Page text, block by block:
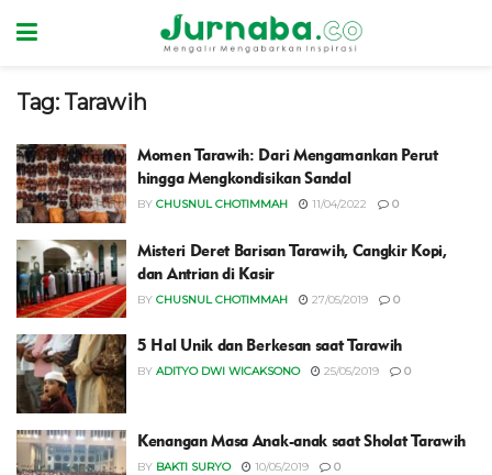
Tag: Tarawih
Momen Tarawih: Dari Mengamankan Perut
hingga Mengkondisikan Sandal
BY CHUSNUL CHOTIMMAH 11/04/2022 0
Misteri Deret Barisan Tarawih, Cangkir Kopi,
dan Antrian di Kasir
BY CHUSNUL CHOTIMMAH 27/05/2019 0
5 Hal Unik dan Berkesan saat Tarawih
BY ADITYO DWI WICAKSONO 25/05/2019 0
Kenangan Masa Anak-anak saat Sholat Tarawih
BY BAKTI SURYO 10/05/2019 0